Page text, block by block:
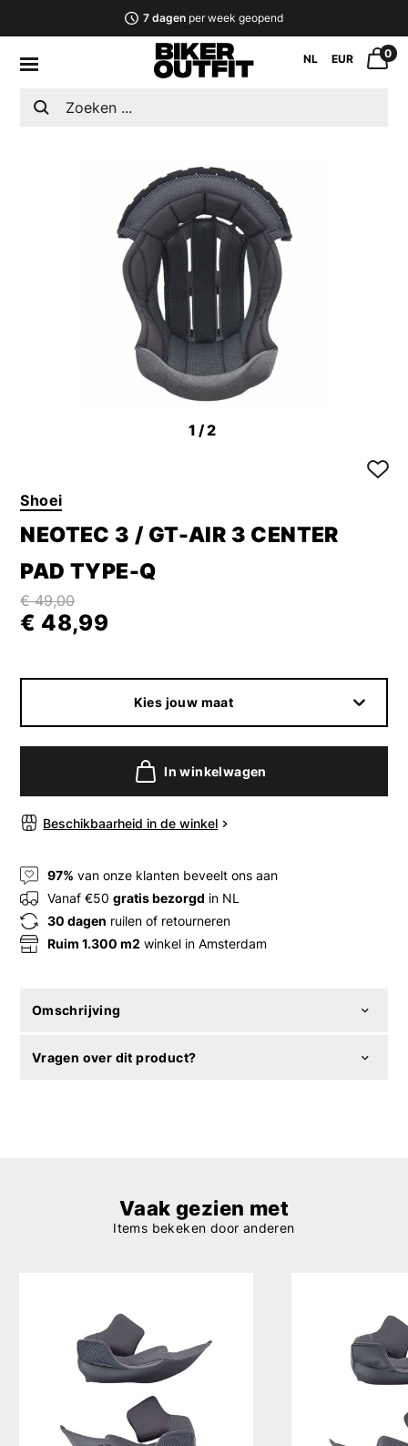
7 dagenper week geopend
NL EUR 0
1/2
Shoei
NEOTEC 3 / GT-AIR 3 CENTER
PAD TYPE-Q
€ 49,00
€ 48,99
Kies jouw maat
In winkelwagen
Beschikbaarheid in de winkel
97% van onze klanten beveelt ons aan
Vanaf €50gratis bezorgd in NL
30 dagen ruilen of retourneren
Ruim 1.300 m2 winkel in Amsterdam
Omschrijving
Vragen over dit product?
Vaak gezien met
Items bekeken door anderen